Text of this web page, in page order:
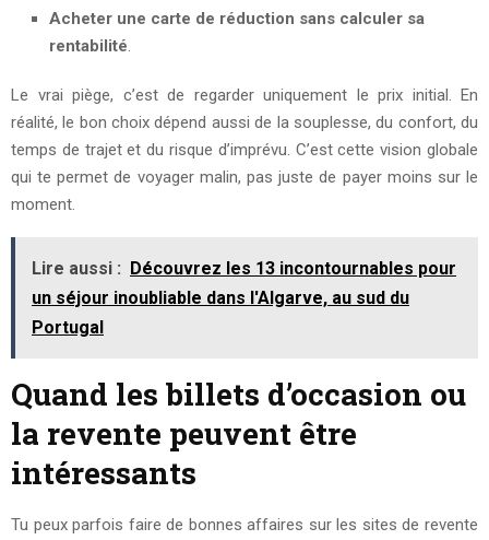
Acheter une carte de réduction sans calculer sa
rentabilité
Le vrai piège, c’est de regarder uniquement le prix initial. En
réalité, le bon choix dépend aussi de la souplesse, du confort, du
temps de trajet et du risque d’imprévu. C’est cette vision globale
qui te permet de voyager malin, pas juste de payer moins sur le
moment.
Lire aussi : Découvrez les 13 incontournables pour
un séjour inoubliable dans l'Algarve, au sud du
Portugal
Quand les billets d’occasion ou
la revente peuvent être
intéressants
Tu peux parfois faire de bonnes affaires sur les sites de revente